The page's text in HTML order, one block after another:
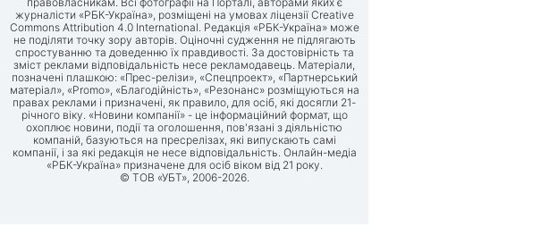
журналісти «РБК-Україна», розміщені на умовах ліцензії Creative
Commons Attribution 4.0 International. Редакція «РБК-Україна» може
не поділяти точку зору авторів. Оціночні судження не підлягають
спростуванню та доведенню їх правдивості. За достовірність та
зміст реклами відповідальність несе рекламодавець. Матеріали,
позначені плашкою: «Прес-релізи», «Спецпроект», «Партнерський
матеріал», «Promo», «Благодійність», «Резонанс» розміщуються на
правах реклами і призначені, як правило, для осіб, які досягли 21-
річного віку. «Новини компанії» - це інформаційний формат, що
охоплює новини, події та оголошення, пов'язані з діяльністю
компаній, базуються на пресрелізах, які випускають самі
компанії, і за які редакція не несе відповідальність. Онлайн-медіа
«РБК-Україна» призначене для осіб віком від 21 року.
© ТОВ «УБТ», 2006-2026.